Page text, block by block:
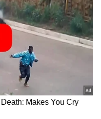
Bigg Boss 13 ವೀಕ್ಷಕರ
ಕುತೂಹಲಕ್ಕೆ ಕೊನೆಗೂ ಬಿತ್ತು ತೆರೆ:
ಆ ನಾಲ್ವರು ಸೆಲೆಬ್ರಿಟಿಗಳು
ಯಾರ‍್ಯಾರು